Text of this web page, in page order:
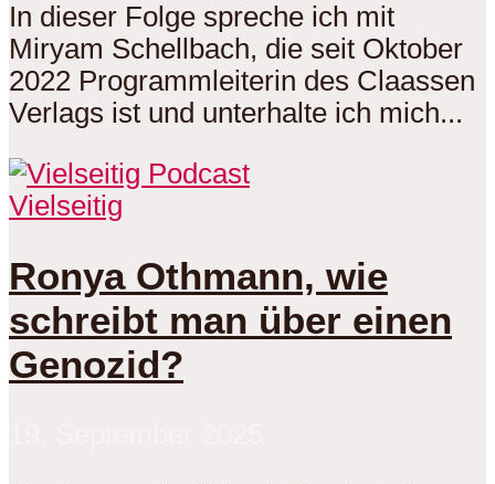
In dieser Folge spreche ich mit
Miryam Schellbach, die seit Oktober
2022 Programmleiterin des Claassen
Verlags ist und unterhalte ich mich...
Vielseitig
Ronya Othmann, wie
schreibt man über einen
Genozid?